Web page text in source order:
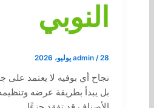
النوبي
admin /28 يوليو، 2026
نجاح أي بوفيه لا يعتمد على
بل يبدأ بطريقة عرضه